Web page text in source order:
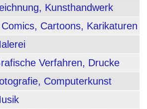
Kunsthandwerk
Cartoons, Karikaturen
Verfahren, Drucke
Computerkunst